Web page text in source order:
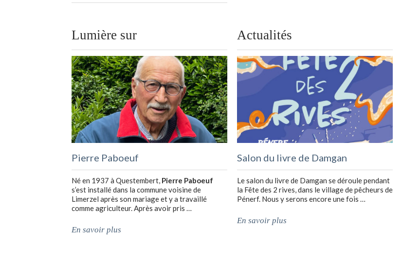
Lumière sur
Pierre Paboeuf
Né en 1937 à Questembert, Pierre Paboeuf
s’est installé dans la commune voisine de
Limerzel après son mariage et y a travaillé
comme agriculteur. Après avoir pris …
En savoir plus
Actualités
Salon du livre de Damgan
Le salon du livre de Damgan se déroule pendant
la Fête des 2 rives, dans le village de pêcheurs de
Pénerf. Nous y serons encore une fois …
En savoir plus